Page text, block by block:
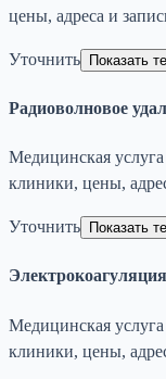
цены, адреса и
Уточнить Показать
Радиоволновое
Медицинская
клиники, цены,
Уточнить Показать
Медицинская
клиники, цены,